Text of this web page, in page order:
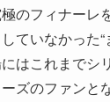
のフィナーレ
ていなかった
はこれまでシ
ズのファンと